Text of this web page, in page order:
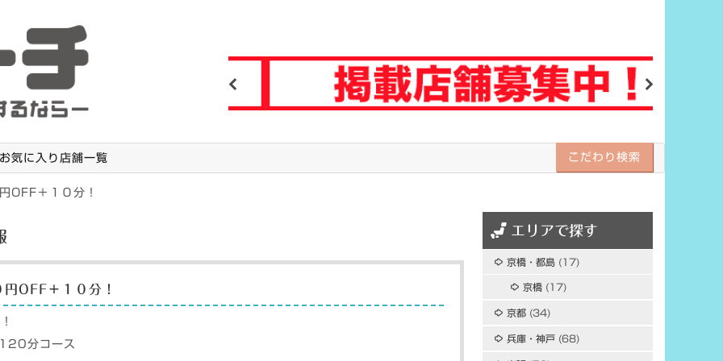
気に入り店舗一覧 こだわり検索
OFF＋１０分！
エリアで探す
京橋・都島 (17)
京橋 (17)
京都 (34)
兵庫・神戸 (68)
OFF＋１０分！
分コース